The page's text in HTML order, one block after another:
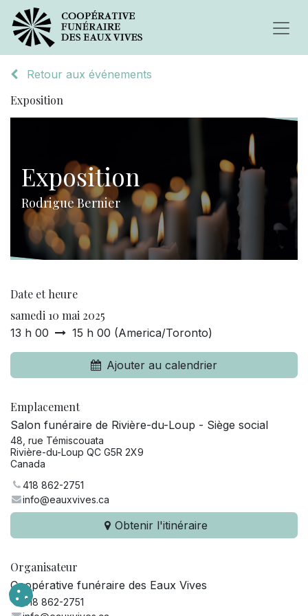
Retour aux événements
Exposition
Exposition
Rodrigue Bernier
Date et heure
samedi 10 mai 2025
13 h 00 15 h 00 (America/Toronto)
Ajouter au calendrier
Emplacement
Salon funéraire de Rivière-du-Loup - Siège social
48, rue Témiscouata
Rivière-du-Loup QC G5R 2X9
Canada
418 862-2751
info@eauxvives.ca
Obtenir l'itinéraire
Organisateur
Coopérative funéraire des Eaux Vives
418 862-2751